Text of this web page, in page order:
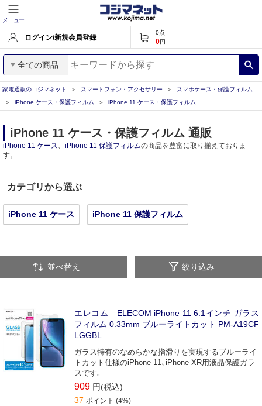
メニュー
ログイン/新規会員登録
0点
0円
全ての商品
家電通販のコジマネット スマートフォン・アクセサリー
スマホケース・保護フィルム
iPhone ケース・保護フィルム
iPhone 11 ケース・保護フィルム
iPhone 11 ケース・保護フィルム 通販
iPhone 11 ケース、 iPhone 11 保護フィルムの商品を豊富に取り揃えておりま
す。
カテゴリから選ぶ
iPhone 11 ケース iPhone 11 保護フィルム
並べ替え 絞り込み
エレコム ELECOM iPhone 11 6.1インチ ガラス
フィルム 0.33mm ブルーライトカット PM-A19CF
LGGBL
ガラス特有のなめらかな指滑りを実現するブルーライ
トカット仕様のiPhone 11､iPhone XR用液晶保護ガラ
スです｡
909 円(税込)
37 ポイント (4%)